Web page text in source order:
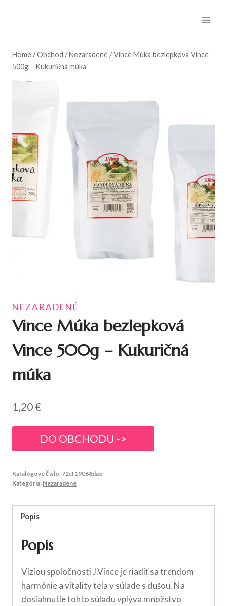
Home /Obchod /Nezaradené /Vince Múka bezlepková Vince
500g – Kukuričná múka
NEZARADENÉ
Vince Múka bezlepková
Vince 500g – Kukuričná
múka
1,20€
DO OBCHODU ->
Katalógové číslo: 72cf19068dae
Kategória: Nezaradené
Popis
Popis
Víziou spoločnosti J.Vince je riadiť sa trendom
harmónie a vitality tela v súlade s dušou. Na
dosiahnutie tohto súladu vplýva množstvo